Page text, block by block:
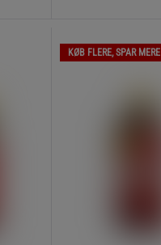
KØB FLERE, SPAR MERE